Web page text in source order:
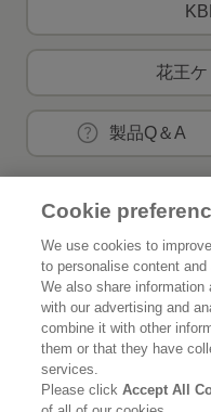
花王
製品Q＆A
花王公
Home
サステナビリティ
Cookie
We use cookies to
to personalise content
We also share
with our advertising and
combine it with other
them or that they have
services.
Please clickAccept All